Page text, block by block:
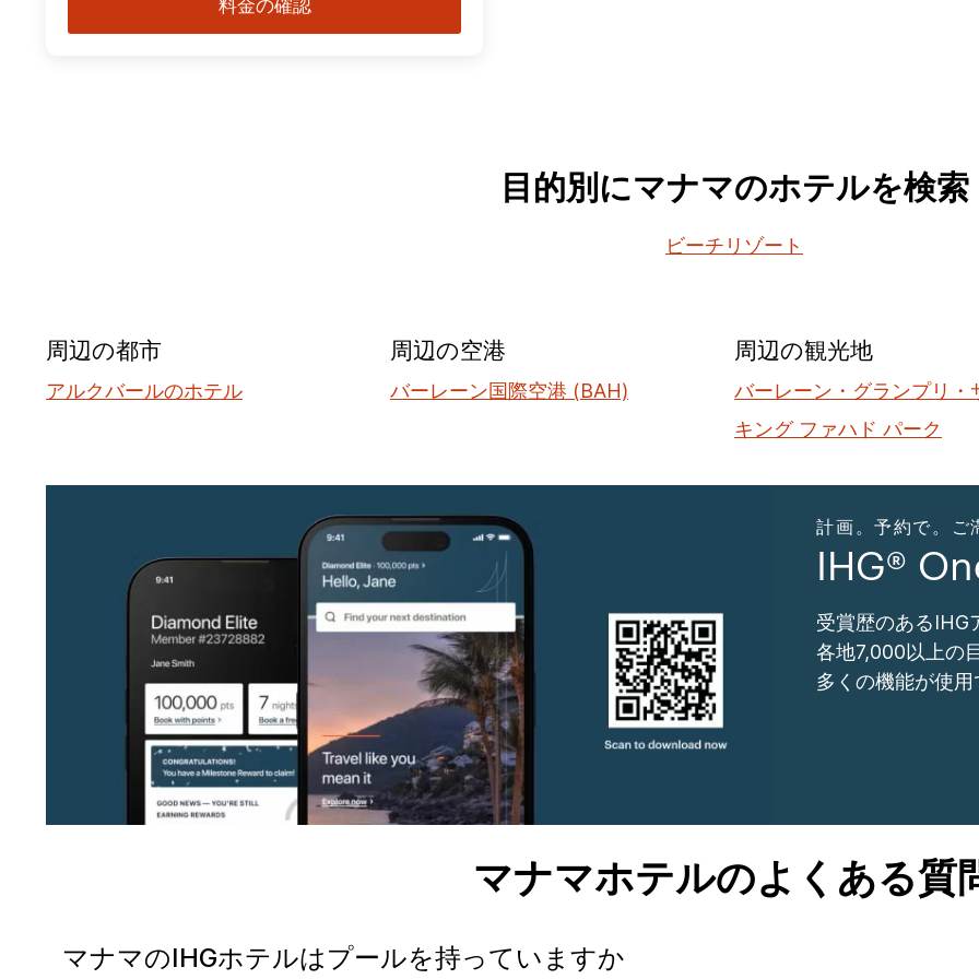
料金の確認
目的別にマナマのホテルを検索
ビーチリゾート
周辺の都市
アルクバールのホテル
周辺の空港
バーレーン国際空港 (BAH)
周辺の観光地
バーレーン・グランプリ・
キング ファハド パーク
計画。予約で。
IHG®
受賞歴のあるIHG
各地7,000以上の
多くの機能が使用
マナマホテルのよくある質
マナマのIHGホテルはプールを持っていますか